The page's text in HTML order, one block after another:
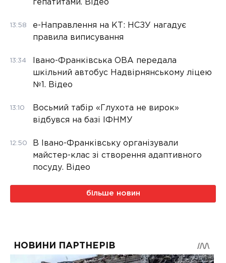
гепатитами. Відео
13:58
е-Направлення на КТ: НСЗУ нагадує
правила виписування
13:34
Івано-Франківська ОВА передала
шкільний автобус Надвірнянському ліцею
№1. Відео
13:10
Восьмий табір «Глухота не вирок»
відбувся на базі ІФНМУ
12:50
В Івано-Франківську організували
майстер-клас зі створення адаптивного
посуду. Відео
більше новин